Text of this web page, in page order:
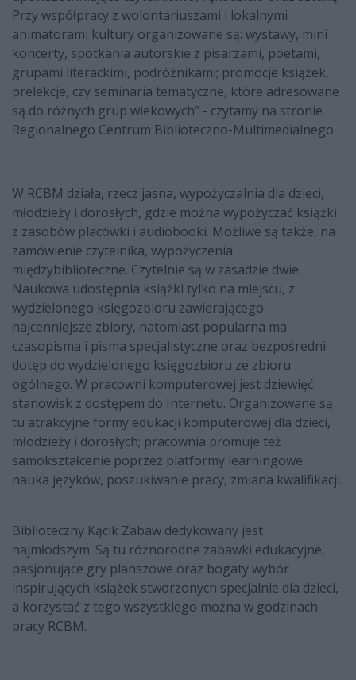
Przy współpracy z wolontariuszami i lokalnymi
animatorami kultury organizowane są: wystawy, mini
koncerty, spotkania autorskie z pisarzami, poetami,
grupami literackimi, podróżnikami; promocje książek,
prelekcje, czy seminaria tematyczne, które adresowane
są do różnych grup wiekowych” - czytamy na stronie
Regionalnego Centrum Biblioteczno-Multimedialnego.
W RCBM działa, rzecz jasna, wypożyczalnia dla dzieci,
młodzieży i dorosłych, gdzie można wypożyczać książki
z zasobów placówki i audiobooki. Możliwe są także, na
zamówienie czytelnika, wypożyczenia
międzybiblioteczne. Czytelnie są w zasadzie dwie.
Naukowa udostępnia książki tylko na miejscu, z
wydzielonego księgozbioru zawierającego
najcenniejsze zbiory, natomiast popularna ma
czasopisma i pisma specjalistyczne oraz bezpośredni
dotęp do wydzielonego księgozbioru ze zbioru
ogólnego. W pracowni komputerowej jest dziewięć
stanowisk z dostępem do Internetu. Organizowane są
tu atrakcyjne formy edukacji komputerowej dla dzieci,
młodzieży i dorosłych; pracownia promuje też
samokształcenie poprzez platformy learningowe:
nauka języków, poszukiwanie pracy, zmiana kwalifikacji.
Biblioteczny Kącik Zabaw dedykowany jest
najmłodszym. Są tu różnorodne zabawki edukacyjne,
pasjonujące gry planszowe oraz bogaty wybór
inspirujących książek stworzonych specjalnie dla dzieci,
a korzystać z tego wszystkiego można w godzinach
pracy RCBM.